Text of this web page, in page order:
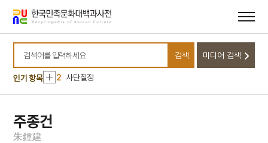
바로가기
바로가기
검색어를 입력하세요
검색 미디어 검색
인기 항목
10 세조
1 강릉김씨 족보
2 사단칠정
3 이호빈
주종건
朱鍾建